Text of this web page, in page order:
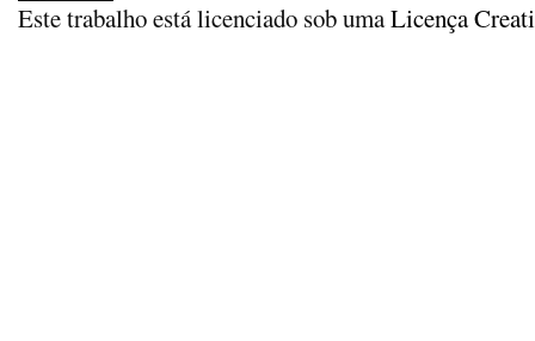
Este trabalho está licenciado sob umaLicença